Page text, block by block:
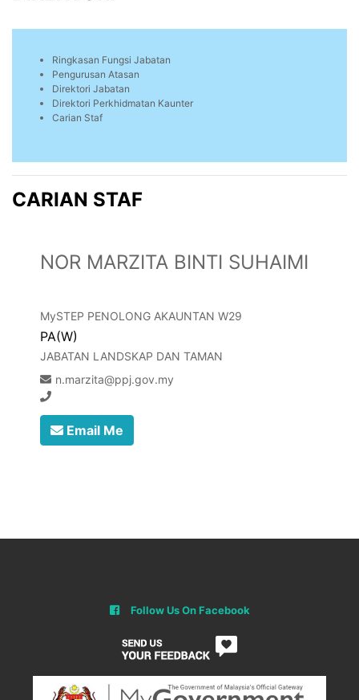
Ringkasan Fungsi Jabatan
Pengurusan Atasan
Direktori Jabatan
Direktori Perkhidmatan Kaunter
Carian Staf
CARIAN STAF
NOR MARZITA BINTI SUHAIMI
MySTEP PENOLONG AKAUNTAN W29
PA(W)
JABATAN LANDSKAP DAN TAMAN
n.marzita@ppj.gov.my
Email Me
Follow Us On Facebook